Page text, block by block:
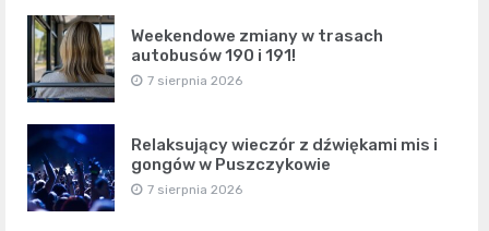
Weekendowe zmiany w trasach
autobusów 190 i 191!
7 sierpnia 2026
Relaksujący wieczór z dźwiękami mis i
gongów w Puszczykowie
7 sierpnia 2026